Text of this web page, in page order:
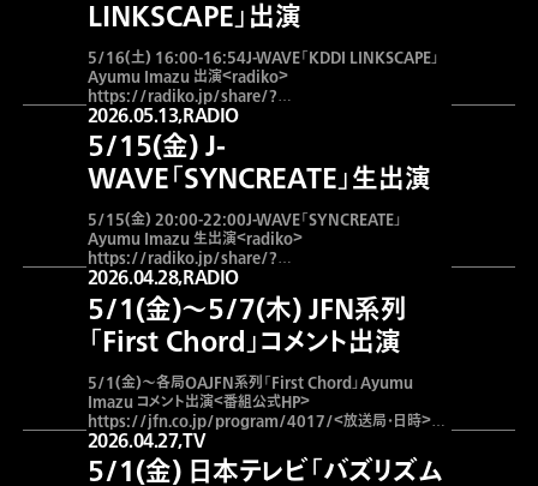
LINKSCAPE」出演
5/16(土) 16:00-16:54J-WAVE「KDDI LINKSCAPE」
Ayumu Imazu 出演＜radiko＞
https://radiko.jp/share/?
sid=FMJ&t=20260516160000＜番組公式HP＞
https://www.j-wave.co.jp/original/linkscape/
2026.05.13, RADIO
5/15(金) J-
WAVE「SYNCREATE」生出演
5/15(金) 20:00-22:00J-WAVE「SYNCREATE」
Ayumu Imazu 生出演＜radiko＞
https://radiko.jp/share/?
sid=FMJ&t=20260515200000＜番組公式HP＞
https://www.j-wave.co.jp/original/syncreate/
2026.04.28, RADIO
5/1(金)〜5/7(木) JFN系列
「First Chord」コメント出演
5/1(金)〜各局OAJFN系列「First Chord」Ayumu
Imazu コメント出演＜番組公式HP＞
https://jfn.co.jp/program/4017/＜放送局・日時＞
https://audee.jp/news/show/139410※放送時間
は、放送局のWebサイトをご覧ください。※radikoでもお聴
きいただけます。 FM仙台 (木) 11:45- ※10分FM岩手
2026.04.27, TV
5/1(金) 日本テレビ「バズリズム